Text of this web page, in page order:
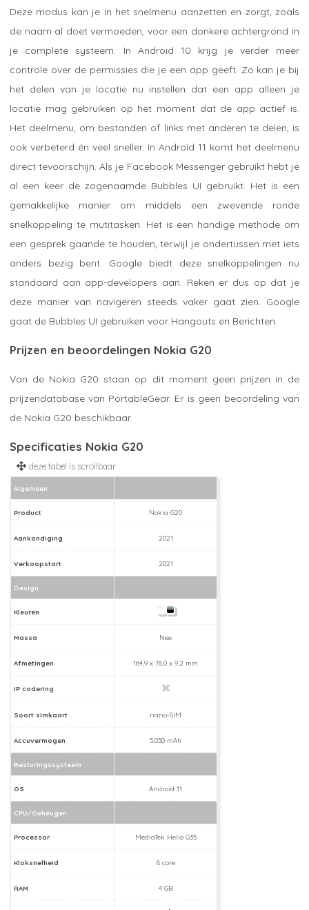
Deze modus kan je in het snelmenu aanzetten en zorgt, zoals
de naam al doet vermoeden, voor een donkere achtergrond in
je complete systeem. In Android 10 krijg je verder meer
controle over de permissies die je een app geeft. Zo kan je bij
het delen van je locatie nu instellen dat een app alleen je
locatie mag gebruiken op het moment dat de app actief is.
Het deelmenu, om bestanden of links met anderen te delen, is
ook verbeterd én veel sneller. In Android 11 komt het deelmenu
direct tevoorschijn. Als je Facebook Messenger gebruikt hebt je
al een keer de zogenaamde Bubbles UI gebruikt. Het is een
gemakkelijke manier om middels een zwevende ronde
snelkoppeling te mutitasken. Het is een handige methode om
een gesprek gaande te houden, terwijl je ondertussen met iets
anders bezig bent. Google biedt deze snelkoppelingen nu
standaard aan app-developers aan. Reken er dus op dat je
deze manier van navigeren steeds vaker gaat zien. Google
gaat de Bubbles UI gebruiken voor Hangouts en Berichten.
Prijzen en beoordelingen Nokia G20
Van de Nokia G20 staan op dit moment geen prijzen in de
prijzendatabase van PortableGear. Er is geen beoordeling van
de Nokia G20 beschikbaar.
Specificaties Nokia G20
Algemeen
Product Nokia G20
Aankondiging 2021
Verkoopstart 2021
Design
Kleuren
Massa Nee
Afmetingen 164,9 x 76,0 x 9,2 mm
IP codering
Soort simkaart nano-SIM
Accuvermogen 5.050 mAh
Besturingssysteem
OS Android 11
CPU/Geheugen
Processor MediaTek Helio G35
Kloksnelheid 8 core
RAM 4 GB